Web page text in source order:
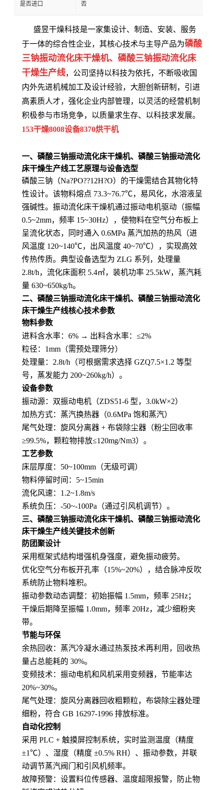
是否进口 否
盛昱干燥科技是一家集设计、制造、安装、服务
于一体的综合性企业，其核心技术与主导产品为磷酸
三钠振动流化床干燥机、磷酸三钠振动流化床
干燥生产线，公司坚持以科技为依托，不断吸收国
内外先进机械加工及设计经验，大胆创新研制，引进
高素质人才，强化企业内部管理，以灵活的经营机制
积极参与市场竞争，以质量求生存、以科技求发展。
153干燥8008设备8370烘干机
一、 磷酸三钠振动流化床干燥机、磷酸三钠振动流化
床干燥生产线工艺原理与设备选型
磷酸三钠（Na?PO??12H?O）的干燥需结合其物化特
性设计。该物料熔点 73.3~76.7℃，易风化，水溶液呈
强碱性。振动流化床干燥机通过振动电机驱动（振幅
0.5~2mm，频率 15~30Hz），使物料在空气分布板上
呈流化状态，同时通入 0.6MPa 蒸汽加热的热风（进
风温度 120~140℃，出风温度 40~70℃），实现高效
传热传质。典型设备选型为 ZLG 系列，处理量
2.8t/h，流化床面积 5.4㎡，装机功率 25.5kW，蒸汽耗
量 630~650kg/h。
二、磷酸三钠振动流化床干燥机、磷酸三钠振动流化
床干燥生产线核心技术参数
物料参数
进料含水率：6% → 出料含水率：≤2%
粒径：1mm（需预处理筛分）
处理量：2.8t/h（可根据需求选择 GZQ7.5×1.2 等型
号，蒸发能力 200~260kg/h）。
设备参数
振动源：双振动电机（ZDS51-6 型，3.0kW×2）
加热方式：蒸汽换热器（0.6MPa 饱和蒸汽）
尾气处理：旋风分离器 + 布袋除尘器（粉尘回收率
≥99.5%，颗粒物排放≤120mg/Nm3）。
工艺参数
床层厚度：50~100mm（无级可调）
物料停留时间：5~15min
流化风速：1.2~1.8m/s
系统负压：-50~-100Pa（通过引风机调节）。
三、 磷酸三钠振动流化床干燥机、磷酸三钠振动流化
床干燥生产线关键技术创新
防团聚设计
采用框架式结构增强机身强度，避免振动疲劳。
优化空气分布板开孔率（15%~20%），结合脉冲反吹
系统防止物料堆积。
振动参数动态调整：初始振幅 1.5mm，频率 25Hz；
干燥后期降至振幅 1.0mm，频率 20Hz，减少细粉夹
带。
节能与环保
余热回收：蒸汽冷凝水通过热泵技术再利用，回收热
量占总能耗的 30%。
变频技术：振动电机和风机采用变频器，节能率达
20%~30%。
尾气处理：旋风分离器回收粗颗粒，布袋除尘器处理
细粉，符合 GB 16297-1996 排放标准。
自动化控制
采用 PLC + 触摸屏控制系统，实时监测温度（精度
±1℃）、湿度（精度 ±0.5% RH）、振动参数，并联
动调节蒸汽阀门和引风机频率。
故障预警：设置料位传感器、温度超限报警，防止物